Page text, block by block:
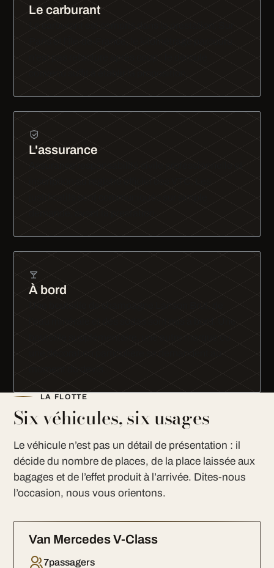
Le carburant
Paris et l'Île-de-France, le kilométrage parcouru
n'est pas refacturé après coup : le déroulé
L'assurance
inscription au registre officiel des VTC. Les
justificatifs sont communiqués sur simple
À bord
bouteille supplémentaire, une autre marque ou
une décoration particulière se demandent au
LA FLOTTE
Six véhicules, six usages
Le véhicule n’est pas un détail de présentation : il
décide du nombre de places, de la place laissée aux
bagages et de l’effet produit à l’arrivée. Dites-nous
l’occasion, nous vous orientons.
Van Mercedes V-Class
7passagers